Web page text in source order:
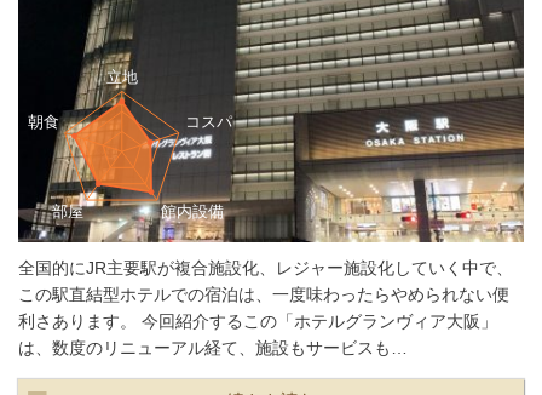
全国的にJR主要駅が複合施設化、レジャー施設化していく中で、
この駅直結型ホテルでの宿泊は、一度味わったらやめられない便
利さあります。 今回紹介するこの「ホテルグランヴィア大阪」
は、数度のリニューアル経て、施設もサービスも…